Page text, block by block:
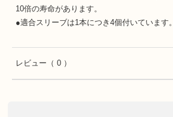
10倍の寿命があります。
●適合スリーブは1本につき4個付いています。
レビュー （ 0 ）